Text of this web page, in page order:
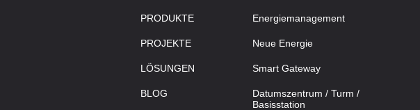
PRODUKTE
PROJEKTE
LÖSUNGEN
BLOG
Energiemanagement
Neue Energie
Smart Gateway
Datumszentrum / Turm /
Basisstation